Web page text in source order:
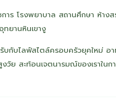
าร โรงพยาบาล สถานศึกษา ห้าง
ยานหินเขางู
กับไลฟ์สไตล์ครอบครัวยุคใหม่ อ
สะท้อนเจตนารมณ์ของเราในก